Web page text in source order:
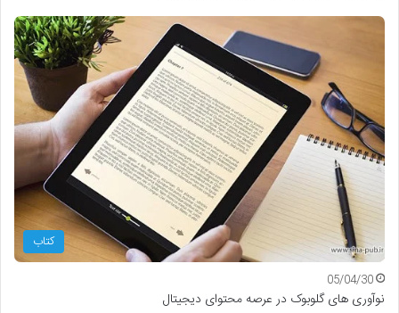
کتاب
05/04/30
نوآوری های گلوبوک در عرصه محتوای دیجیتال